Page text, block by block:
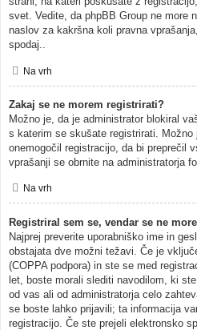
svet. Vedite, da phpBB Group ne more
naslov za kakršna koli pravna
spodaj..
Na vrh
Zakaj se ne morem registrirati?
Možno je, da je administrator blokiral
s katerim se skušate registrirati. Možno
onemogočil registracijo, da bi preprečil
vprašanji se obrnite na administratorja
Na vrh
Registriral sem se, vendar se ne
Najprej preverite uporabniško ime in
obstajata dve možni težavi. Če je
(COPPA podpora) in ste se med
let, boste morali slediti navodilom, ki
od vas ali od administratorja celo
se boste lahko prijavili; ta informacija
registracijo. Če ste prejeli elektronsko